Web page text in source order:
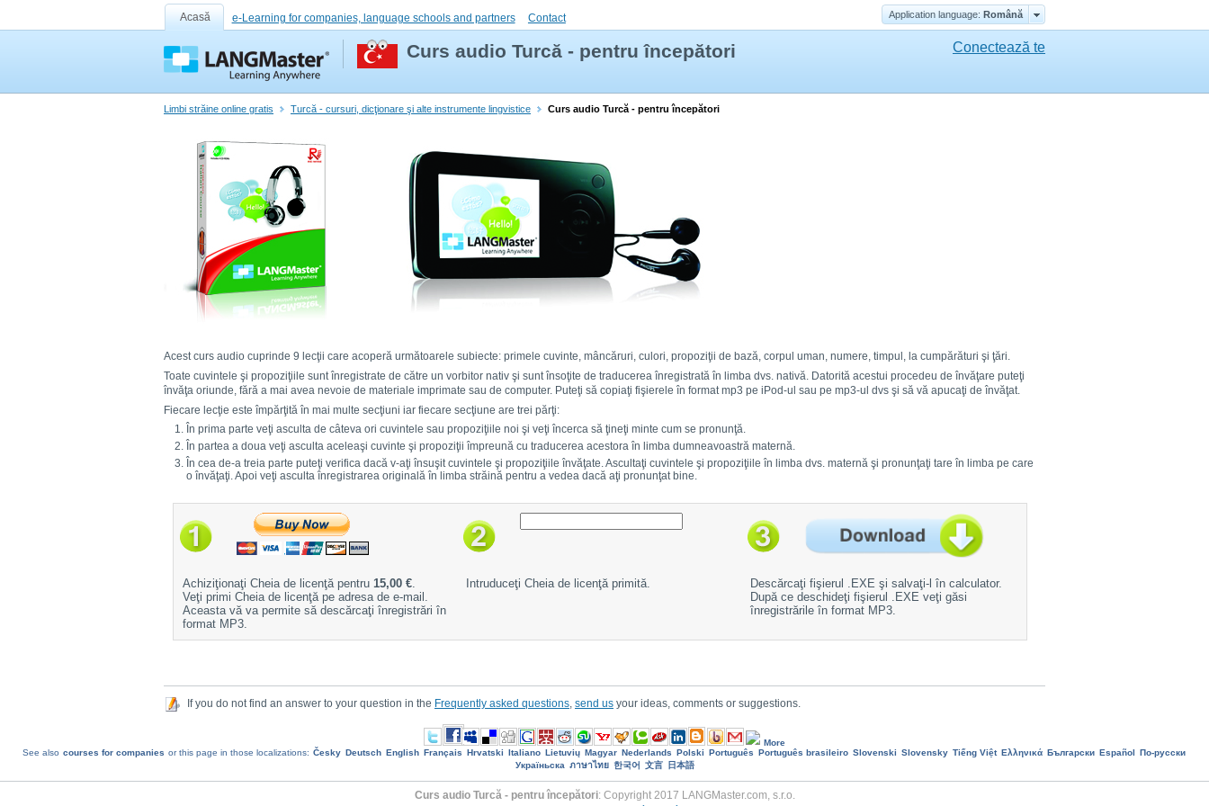
Acasă e-Learning for companies, language schools and partners Contact Application language: Română
Curs audio Turcă - pentru începători Conectează te
Limbi străine online gratis Turcă - cursuri, dicţionare şi alte instrumente lingvistice Curs audio Turcă - pentru începători
Acest curs audio cuprinde 9 lecţii care acoperă următoarele subiecte: primele cuvinte, mâncăruri, culori, propoziţii de bază, corpul uman, numere, timpul, la cumpărături şi ţări.
Toate cuvintele şi propoziţiile sunt înregistrate de către un vorbitor nativ şi sunt însoţite de traducerea înregistrată în limba dvs. nativă. Datorită acestui procedeu de învăţare puteţi
învăţa oriunde, fără a mai avea nevoie de materiale imprimate sau de computer. Puteţi să copiaţi fişierele în format mp3 pe iPod-ul sau pe mp3-ul dvs şi să vă apucaţi de învăţat.
Fiecare lecţie este împărţită în mai multe secţiuni iar fiecare secţiune are trei părţi:
În prima parte veţi asculta de câteva ori cuvintele sau propoziţiile noi şi veţi încerca să ţineţi minte cum se pronunţă.
În partea a doua veţi asculta aceleaşi cuvinte şi propoziţii împreună cu traducerea acestora în limba dumneavoastră maternă.
În cea de-a treia parte puteţi verifica dacă v-aţi însuşit cuvintele şi propoziţiile învăţate. Ascultaţi cuvintele şi propoziţiile în limba dvs. maternă şi pronunţaţi tare în limba pe care
o învăţaţi. Apoi veţi asculta înregistrarea originală în limba străină pentru a vedea dacă aţi pronunţat bine.
Achiziţionaţi Cheia de licenţă pentru 15,00 €.
Veţi primi Cheia de licenţă pe adresa de e-mail.
Aceasta vă va permite să descărcaţi înregistrări în
format MP3.
Intruduceţi Cheia de licenţă primită.
Descărcaţi fişierul .EXE şi salvaţi-l în calculator.
După ce deschideţi fişierul .EXE veţi găsi
înregistrările în format MP3.
If you do not find an answer to your question in the Frequently asked questions send us your ideas, comments or suggestions.
More
See also courses for companies or this page in those localizations: Česky Deutsch English Français Hrvatski Italiano Lietuvių Magyar Nederlands Polski Português Português brasileiro Slovenski Slovensky Tiếng Việt Ελληνικά Български Еspañol
По-русски
Україньска ภาษาไทย 한국어 文言 日本語
Curs audio Turcă - pentru începători: Copyright 2017 LANGMaster.com, s.r.o.